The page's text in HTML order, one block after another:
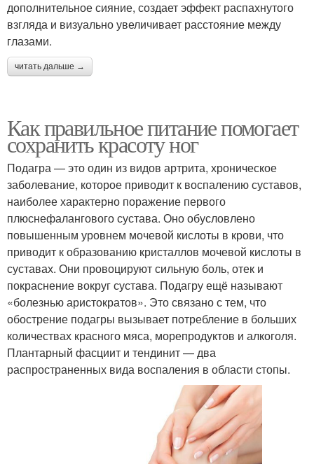
дополнительное сияние, создает эффект распахнутого
взгляда и визуально увеличивает расстояние между
глазами.
читать дальше →
Как правильное питание помогает
сохранить красоту ног
Подагра — это один из видов артрита, хроническое
заболевание, которое приводит к воспалению суставов,
наиболее характерно поражение первого
плюснефалангового сустава. Оно обусловлено
повышенным уровнем мочевой кислоты в крови, что
приводит к образованию кристаллов мочевой кислоты в
суставах. Они провоцируют сильную боль, отек и
покраснение вокруг сустава. Подагру ещё называют
«болезнью аристократов». Это связано с тем, что
обострение подагры вызывает потребление в больших
количествах красного мяса, морепродуктов и алкоголя.
Плантарный фасциит и тендинит — два
распространенных вида воспаления в области стопы.